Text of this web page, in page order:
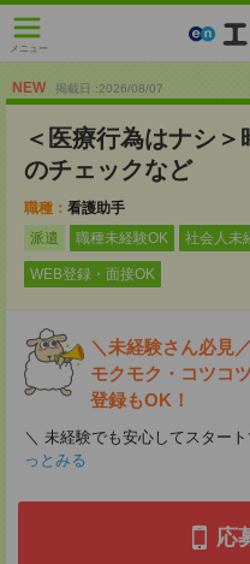
メニュー
NEW 掲載日 :2026/08/07
＜医療行為はナシ
のチェックなど
職種： 看護助手
派遣
職種未経験OK 社会人未
WEB登録・面接OK
＼未経験さん必見／
モクモク・コツコ
登録もOK！
＼ 未経験でも安心してスター
っとみる
応